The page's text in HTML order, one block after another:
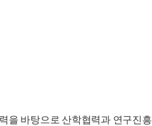
을 바탕으로 산학협력과 연구진흥